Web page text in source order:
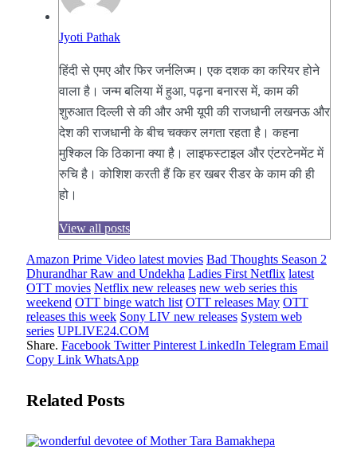
Jyoti Pathak
हिंदी से एमए और फिर जर्नलिज्म। एक दशक का करियर होने
वाला है। जन्म बलिया में हुआ, पढ़ना बनारस में, काम की
शुरुआत दिल्ली से की और अभी यूपी की राजधानी लखनऊ और
देश की राजधानी के बीच चक्कर लगता रहता है। कहना
मुश्किल कि ठिकाना क्या है। लाइफस्टाइल और एंटरटेनमेंट में
रुचि है। कोशिश करती हैं कि हर खबर रीडर के काम की ही
हो।
View all posts
Amazon Prime Video latest movies Bad Thoughts Season 2
Dhurandhar Raw and Undekha Ladies First Netflix latest
OTT movies Netflix new releases new web series this
weekend OTT binge watch list OTT releases May OTT
releases this week Sony LIV new releases System web
series UPLIVE24.COM
Share. Facebook Twitter Pinterest LinkedIn Telegram Email
Copy Link WhatsApp
RelatedPosts